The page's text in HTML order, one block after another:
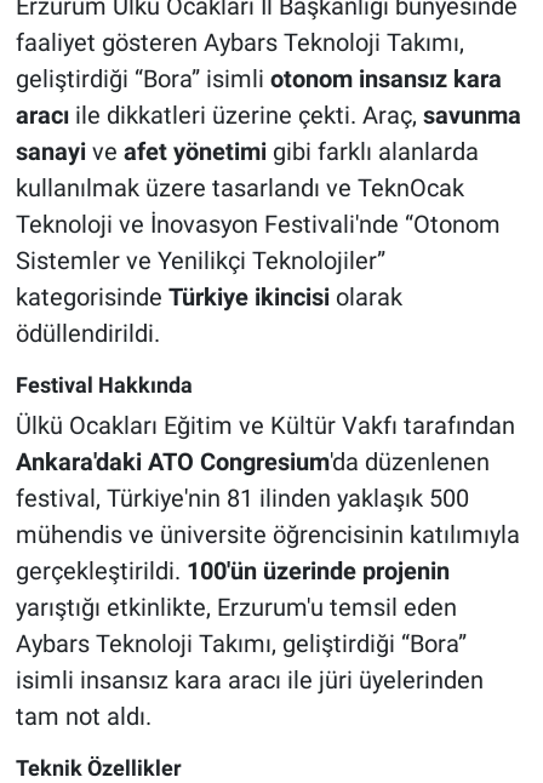
faaliyet gösteren Aybars Teknoloji Takımı,
geliştirdiği “Bora” isimli otonom insansız kara
aracıile dikkatleri üzerine çekti. Araç, savunma
sanayive afet yönetimigibi farklı alanlarda
kullanılmak üzere tasarlandı ve TeknOcak
Teknoloji ve İnovasyon Festivali'nde “Otonom
Sistemler ve Yenilikçi Teknolojiler”
kategorisinde Türkiye ikincisiolarak
ödüllendirildi.
Festival Hakkında
Ülkü Ocakları Eğitim ve Kültür Vakfı tarafından
Ankara'daki ATO Congresium'da düzenlenen
festival, Türkiye'nin 81 ilinden yaklaşık 500
mühendis ve üniversite öğrencisinin katılımıyla
gerçekleştirildi. 100'ün üzerinde projenin
yarıştığı etkinlikte, Erzurum'u temsil eden
Aybars Teknoloji Takımı, geliştirdiği “Bora”
isimli insansız kara aracı ile jüri üyelerinden
tam not aldı.
Teknik Özellikler